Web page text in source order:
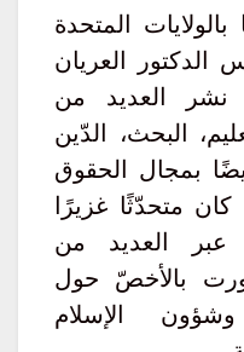
المتحدة
2015، أسّس الدكتور العريان
العديد من
البحث، الدّين
بمجال الحقوق
متحدّثًا غزيرًا
العديد من
بالأخصّ حول
الإسلام